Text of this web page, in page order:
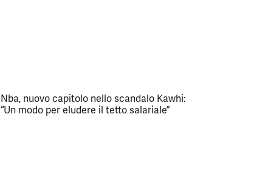
Nba, nuovo capitolo nello scandalo Kawhi:
“Un modo per eludere il tetto salariale”